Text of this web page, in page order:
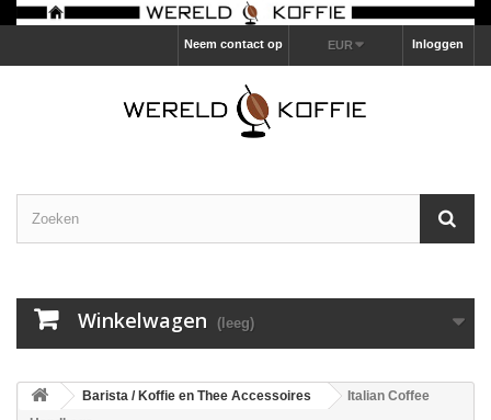
Inloggen
EUR
Neem contact op
Winkelwagen (leeg)
Barista / Koffie en Thee Accessoires
Italian Coffee